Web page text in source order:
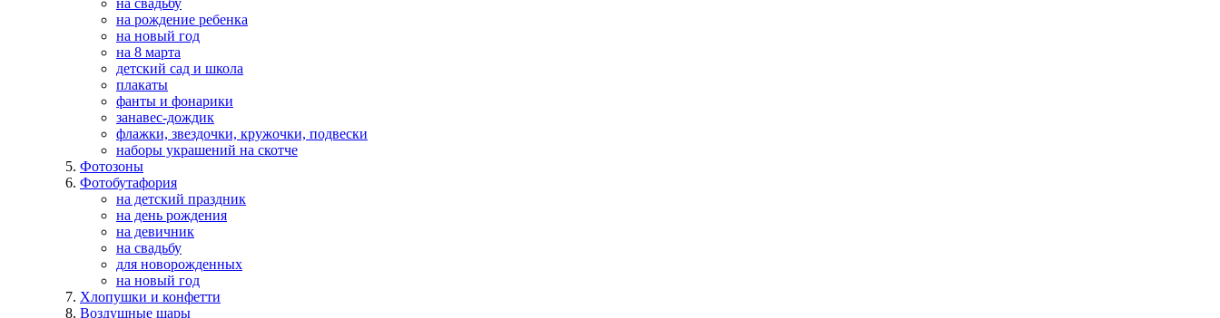
на свадьбу
на рождение ребенка
на новый год
на 8 марта
детский сад и школа
плакаты
фанты и фонарики
занавес-дождик
флажки, звездочки, кружочки, подвески
наборы украшений на скотче
Фотозоны
Фотобутафория
на детский праздник
на день рождения
на девичник
на свадьбу
для новорожденных
на новый год
Хлопушки и конфетти
Воздушные шары